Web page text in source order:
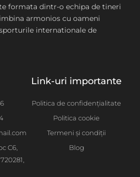
formata dintr-o echipa de tineri
armonios cu oameni
internationale de
C6,
Link-uri importante
Politica de confidențialitate
Politica cookie
Termeni și condiții
Blog